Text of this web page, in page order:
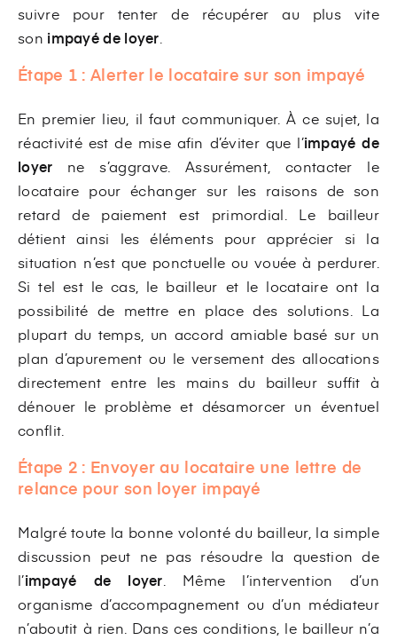
suivre pour tenter de récupérer au plus vite
son impayé de loyer
Étape 1 : Alerter le locataire sur son impayé
En premier lieu, il faut communiquer. À ce sujet, la
réactivité est de mise afin d’éviter que l’impayé de
loyer
ne s’aggrave. Assurément, contacter le
locataire pour échanger sur les raisons de son
retard de paiement est primordial. Le bailleur
détient ainsi les éléments pour apprécier si la
situation n’est que ponctuelle ou vouée à perdurer.
Si tel est le cas, le bailleur et le locataire ont la
possibilité de mettre en place des solutions. La
plupart du temps, un accord amiable basé sur un
plan d’apurement ou le versement des allocations
directement entre les mains du bailleur suffit à
dénouer le problème et désamorcer un éventuel
conflit.
Étape 2 : Envoyer au locataire une lettre de
relance pour son loyer impayé
Malgré toute la bonne volonté du bailleur, la simple
discussion peut ne pas résoudre la question de
l’impayé de loyer . Même l’intervention d’un
organisme d’accompagnement ou d’un médiateur
n’aboutit à rien. Dans ces conditions, le bailleur n’a